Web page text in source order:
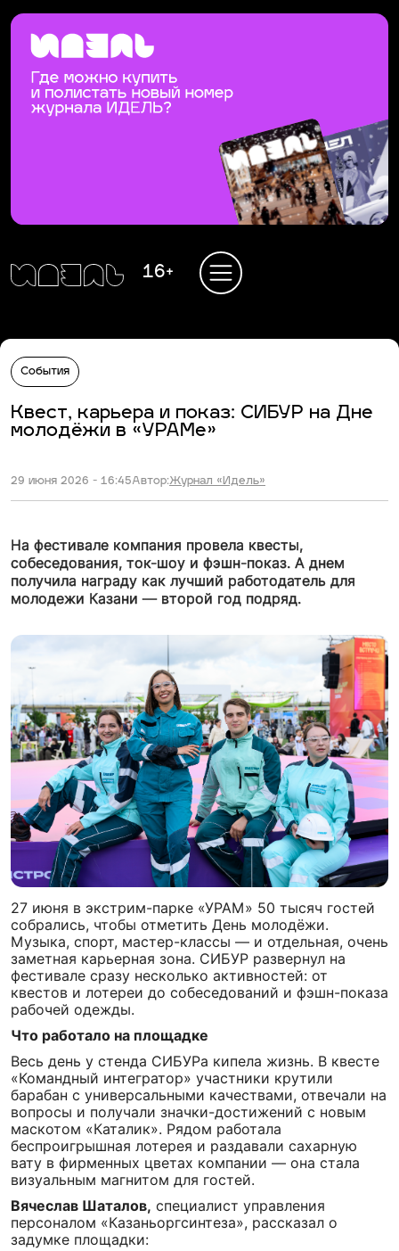
16+
События
Квест, карьера и показ: СИБУР на Дне
молодёжи в «УРАМе»
29 июня 2026 - 16:45Автор:Журнал «Идель»
На фестивале компания провела квесты,
собеседования, ток-шоу и фэшн-показ. А днем
получила награду как лучший работодатель для
молодежи Казани — второй год подряд.
27 июня в экстрим-парке «УРАМ» 50 тысяч гостей
собрались, чтобы отметить День молодёжи.
Музыка, спорт, мастер-классы — и отдельная, очень
заметная карьерная зона. СИБУР развернул на
фестивале сразу несколько активностей: от
квестов и лотереи до собеседований и фэшн-показа
рабочей одежды.
Что работало на площадке
Весь день у стенда СИБУРа кипела жизнь. В квесте
«Командный интегратор» участники крутили
барабан с универсальными качествами, отвечали на
вопросы и получали значки-достижений с новым
маскотом «Каталик». Рядом работала
беспроигрышная лотерея и раздавали сахарную
вату в фирменных цветах компании — она стала
визуальным магнитом для гостей.
Вячеслав Шаталов, специалист управления
персоналом «Казаньоргсинтеза», рассказал о
задумке площадки: